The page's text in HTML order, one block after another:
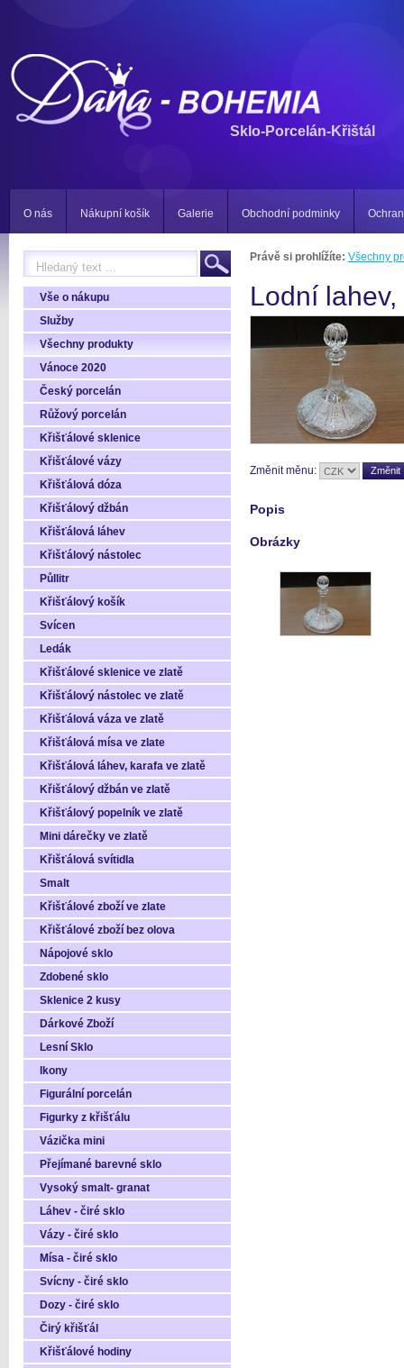
Sklo-Porcelán-Křištál
O nás Nákupní košík Galerie Obchodní podminky
Vše o nákupu
Služby
Všechny produkty
Vánoce 2020
Český porcelán
Růžový porcelán
Křišťálové sklenice
Křišťálové vázy
Křišťálová dóza
Křišťálový džbán
Křišťálová láhev
Křišťálový nástolec
Půllitr
Křišťálový košík
Svícen
Ledák
Křišťálové sklenice ve zlatě
Křišťálový nástolec ve zlatě
Křišťálová váza ve zlatě
Křišťálová mísa ve zlate
Křišťálová láhev, karafa ve zlatě
Křišťálový džbán ve zlatě
Křišťálový popelník ve zlatě
Mini dárečky ve zlatě
Křišťálová svítidla
Smalt
Křišťálové zboží ve zlate
Křišťálové zboží bez olova
Nápojové sklo
Zdobené sklo
Sklenice 2 kusy
Dárkové Zboží
Lesní Sklo
Ikony
Figurální porcelán
Figurky z křišťálu
Vázička mini
Přejímané barevné sklo
Vysoký smalt- granat
Láhev - čiré sklo
Vázy - čiré sklo
Mísa - čiré sklo
Svícny - čiré sklo
Dozy - čiré sklo
Čirý křišťál
Křišťálové hodiny
Právě si prohlížíte: Všechny
Lodní
Změnit měnu:
Popis
Obrázky